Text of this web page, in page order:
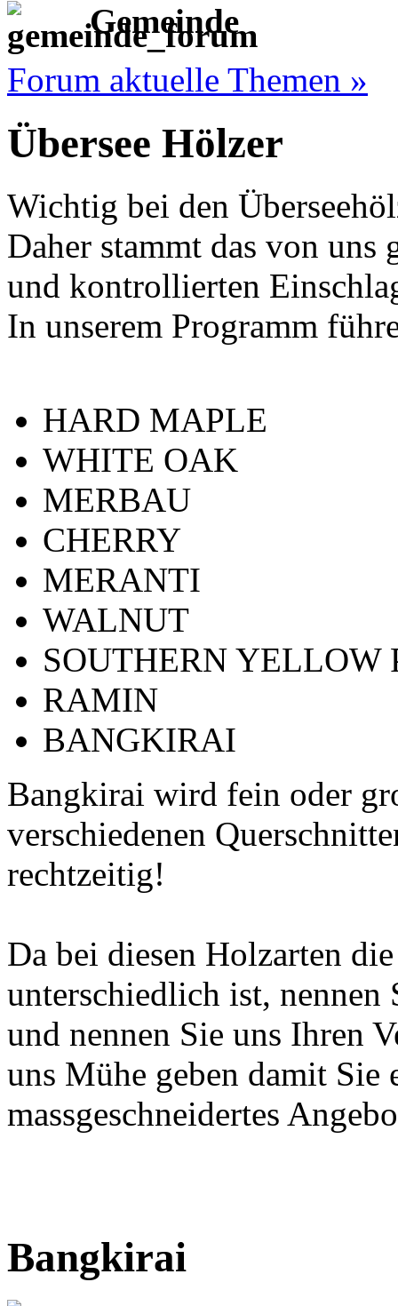
Gemeinde
Forum aktuelle Themen »
Übersee Hölzer
Wichtig bei den
Daher stammt das von uns
und kontrollierten
In unserem Programm
HARD MAPLE
WHITE OAK
MERBAU
CHERRY
MERANTI
WALNUT
SOUTHERN YELLOW
RAMIN
BANGKIRAI
Bangkirai wird fein oder
verschiedenen
rechtzeitig!
Da bei diesen Holzarten
unterschiedlich ist, nennen
und nennen Sie uns Ihren
uns Mühe geben damit Sie
massgeschneidertes
Bangkirai